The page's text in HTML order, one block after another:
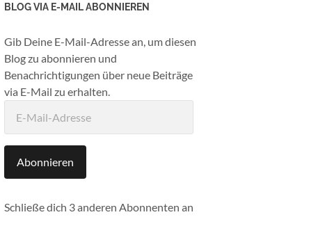
BLOG VIA E-MAIL ABONNIEREN
Gib Deine E-Mail-Adresse an, um diesen
Blog zu abonnieren und
Benachrichtigungen über neue Beiträge
via E-Mail zu erhalten.
Mail-
Abonnieren
Schließe dich 3 anderen Abonnenten an